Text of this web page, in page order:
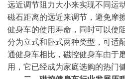
远近调节阻力大小来实现不同运
磁石距离的远近来调节，避免摩
健身车的使用寿命，同时可以使
分为立式和卧式两种类型，可适
通健身车相比，磁控健身车由于
用，它已经成为家庭选购的热门